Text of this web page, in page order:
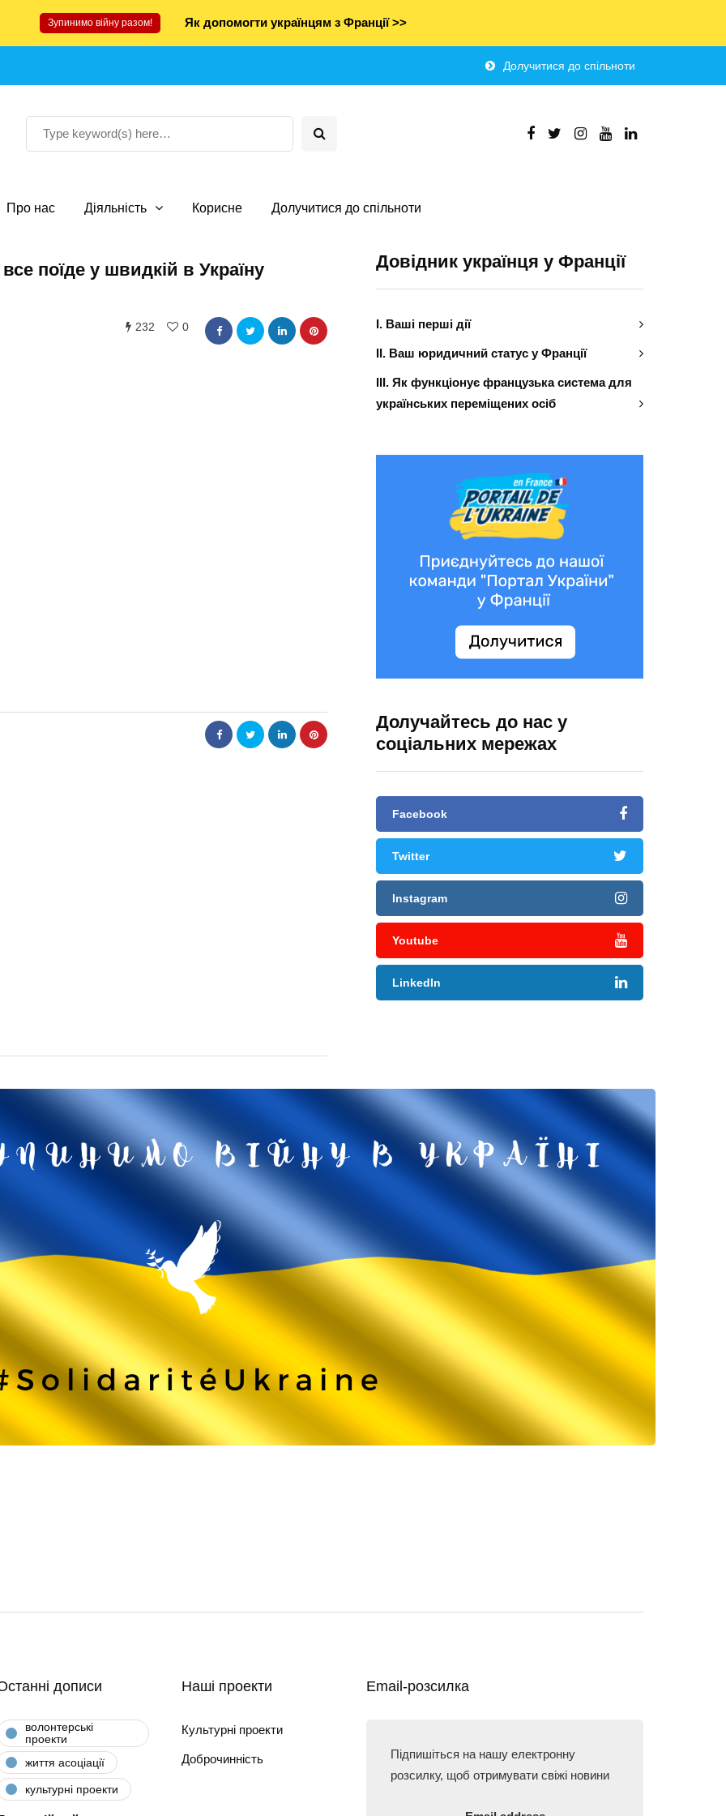
Зупинимо війну разом! Як допомогти українцям з Франції >>
Долучитися до спільноти
Про нас Діяльність Корисне Долучитися до спільноти
поїде у швидкій в Україну
232 0
Довідник українця у Франції
І. Ваші перші дії
ІІ. Ваш юридичний статус у Франції
ІІІ. Як функціонує французька система для
українських переміщених осіб
Долучайтесь до нас у
соціальних мережах
Facebook
Twitter
Instagram
Youtube
LinkedIn
дописи
волонтерські
проекти
життя асоціації
культурні проекти
Наші проекти
Культурні проекти
Доброчинність
Email-розсилка
Підпишіться на нашу електронну
розсилку, щоб отримувати свіжі новини